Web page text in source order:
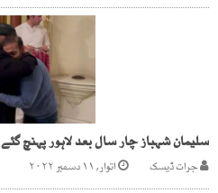
سلیمان شہباز چار سال بعد لاہور پہنچ گئے
جرات ڈیسک اتوار, ۱۱ دسمبر ۲۰۲۲